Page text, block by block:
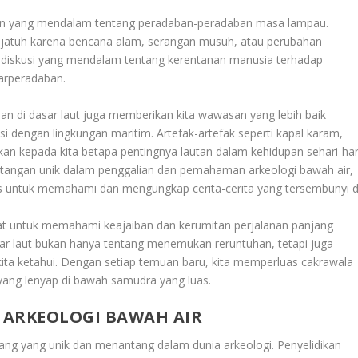
mendalam tentang peradaban-peradaban masa lampau.
karena bencana alam, serangan musuh, atau perubahan
yang mendalam tentang kerentanan manusia terhadap
di dasar laut juga memberikan kita wawasan yang lebih baik
dengan lingkungan maritim. Artefak-artefak seperti kapal karam,
kepada kita betapa pentingnya lautan dalam kehidupan sehari-
unik dalam penggalian dan pemahaman arkeologi bawah air,
memahami dan mengungkap cerita-cerita yang tersembunyi
untuk memahami keajaiban dan kerumitan perjalanan panjang
laut bukan hanya tentang menemukan reruntuhan, tetapi juga
ketahui. Dengan setiap temuan baru, kita memperluas cakrawala
lenyap di bawah samudra yang luas.
BAWAH AIR
yang unik dan menantang dalam dunia arkeologi. Penyelidikan